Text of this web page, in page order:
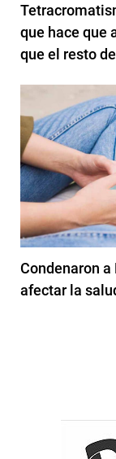
que hace que
que el resto
Condenaron
afectar la